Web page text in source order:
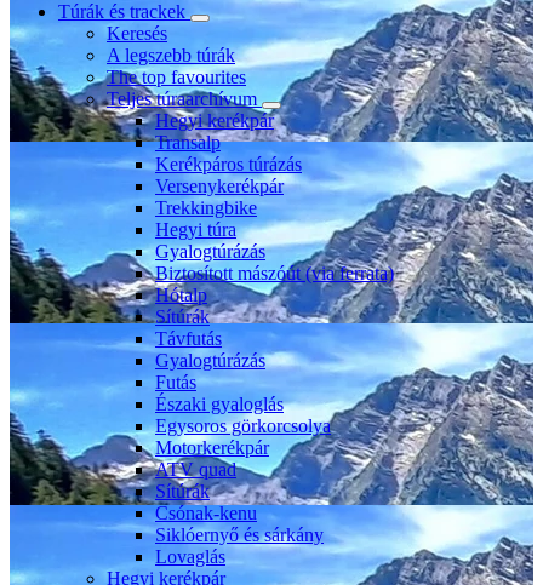
Túrák és trackek
Keresés
A legszebb túrák
The top favourites
Teljes túraarchívum
Hegyi kerékpár
Transalp
Kerékpáros túrázás
Versenykerékpár
Trekkingbike
Hegyi túra
Gyalogtúrázás
Biztosított mászóút (via ferrata)
Hótalp
Sítúrák
Távfutás
Gyalogtúrázás
Futás
Északi gyaloglás
Egysoros görkorcsolya
Motorkerékpár
ATV quad
Sítúrák
Csónak-kenu
Siklóernyő és sárkány
Lovaglás
Hegyi kerékpár